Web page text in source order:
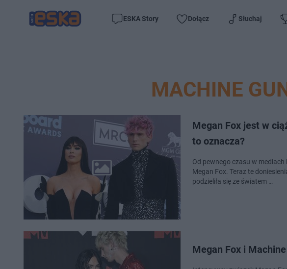
ESKA Story Dołącz Słuchaj
MACHINE
Megan Fox jest w
to oznacza?
Od pewnego czasu w
Megan Fox. Teraz te
podzieliła się ze światem …
Megan Fox i